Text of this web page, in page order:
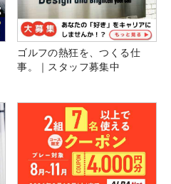
ゴルフの熱狂を、つくる仕
事。｜スタッフ募集中